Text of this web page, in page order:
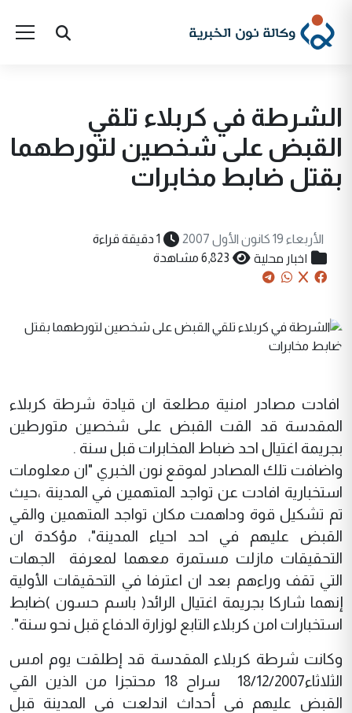
الشرطة في كربلاء تلقي
القبض على شخصين لتورطهما
بقتل ضابط مخابرات
الأربعاء 19 كانون الأول 2007 1 دقيقة قراءة
اخبار محلية 6,823 مشاهدة
افادت مصادر امنية مطلعة ان قيادة شرطة كربلاء
المقدسة قد القت القبض على شخصين متورطين
بجريمة اغتيال احد ضباط المخابرات قبل سنة .
واضافت تلك المصادر لموقع نون الخبري "ان معلومات
استخبارية افادت عن تواجد المتهمين في المدينة ،حيث
تم تشكيل قوة وداهمت مكان تواجد المتهمين والقي
القبض عليهم في احد احياء المدينة"، مؤكدة ان
التحقيقات مازلت مستمرة معهما لمعرفة الجهات
التي تقف وراءهم بعد ان اعترفا في التحقيقات الأولية
إنهما شاركا بجريمة اغتيال الرائد( باسم حسون )ضابط
استخبارات امن كربلاء التابع لوزارة الدفاع قبل نحو سنة".
وكانت شرطة كربلاء المقدسة قد إطلقت يوم امس
الثلاثاء18/12/2007 سراح 18 محتجزا من الذين القي
القبض عليهم في أحداث اندلعت في المدينة قبل